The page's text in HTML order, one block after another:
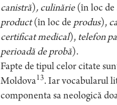
canistră), culinărie(în loc de
product(în loc de produs),
certificat medical), telefon
perioadă de probă).
Fapte de tipul celor citate
Moldova13. Iar vocabularul
componenta sa neologică